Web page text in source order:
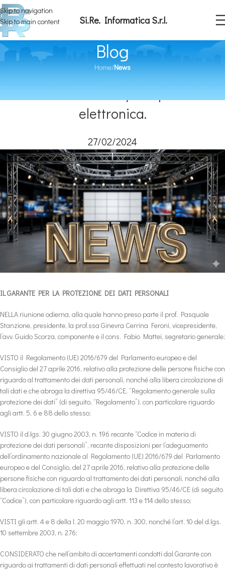
Skip to navigation
Skip to main content
Si.Re. Informatica S.r.l.
Blog
Home/News
elettronica.
27/02/2024
IL GARANTE PER LA PROTEZIONE DEI DATI PERSONALI
NELLA riunione odierna, alla quale hanno preso parte il prof. Pasquale
Stanzione, presidente, la prof.ssa Ginevra Cerrina Feroni, vicepresidente,
l’avv. Guido Scorza, componente e il cons. Fabio Mattei, segretario generale;
VISTO il Regolamento (UE) 2016/679 del Parlamento europeo e del
Consiglio del 27 aprile 2016, relativo alla protezione delle persone fisiche con
riguardo al trattamento dei dati personali, nonché alla libera circolazione di
tali dati e che abroga la direttiva 95/46/CE, “Regolamento generale sulla
protezione dei dati” (di seguito, “Regolamento”), con particolare riguardo
agli artt. 5, 6 e 88 dello stesso;
VISTO il d.lgs. 30 giugno 2003, n. 196 recante “Codice in materia di
protezione dei dati personali”, recante disposizioni per l’adeguamento
dell’ordinamento nazionale al Regolamento (UE) 2016/679 del Parlamento
europeo e del Consiglio, del 27 aprile 2016, relativo alla protezione delle
persone fisiche con riguardo al trattamento dei dati personali, nonché alla
libera circolazione di tali dati e che abroga la Direttiva 95/46/CE (di seguito
“Codice”), con particolare riguardo agli artt. 113 e 114 dello stesso;
VISTI gli artt. 4 e 8 della l. 20 maggio 1970, n. 300, nonché l’art. 10 del d.lgs.
10 settembre 2003, n. 276;
CONSIDERATO che nell’ambito di accertamenti condotti dal Garante con
riguardo ai trattamenti di dati personali effettuati nel contesto lavorativo è